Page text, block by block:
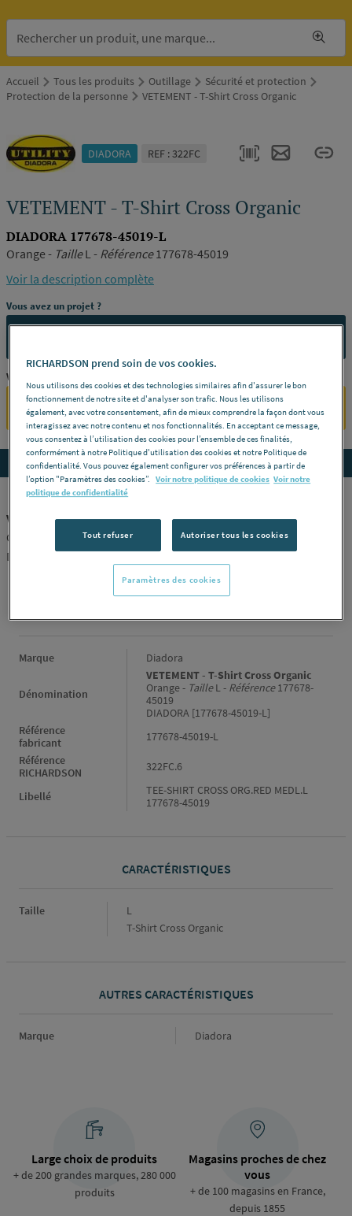
Accueil Tous les produits Outillage
Sécurité et protection
Protection de la personne
VETEMENT - T-Shirt Cross Organic
DIADORA REF : 322FC
VETEMENT - T-Shirt Cross Organic
DIADORA 177678-45019-L
Orange - TailleL - Référence177678-45019
Voir la description complète
Vous avez un projet ?
Vous êtes un professionnel ?
SE CONNECTER
Accedez aux détails du produit
VETEMENT - T-Shirt Cross Organic
Orange -
L -Référence
177678-45019
DIADORA [177678-45019-L]
INFORMATIONS GÉNÉRALES
Informations générales
Marque Diadora
Dénomination
VETEMENT - T-Shirt Cross Organic
Orange - TailleL - Référence177678-
45019
DIADORA [177678-45019-L]
Référence
fabricant
177678-45019-L
Référence
RICHARDSON
322FC.6
Libellé
TEE-SHIRT CROSS ORG.RED MEDL.L
177678-45019
CARACTÉRISTIQUES
Caractéristiques
Taille
L
T-Shirt Cross Organic
AUTRES CARACTÉRISTIQUES
Marque Marque
Diadora
Large choix de produits
+ de 200 grandes marques, 280 000
produits
Magasins proches de chez
vous
+ de 100 magasins en France,
depuis 1855
RICHARDSON prend soin de vos cookies.
Nous utilisons des cookies et des technologies similaires afin d'assurer le bon
fonctionnement de notre site et d'analyser son trafic. Nous les utilisons
également, avec votre consentement, afin de mieux comprendre la façon dont vous
interagissez avec notre contenu et nos fonctionnalités. En acceptant ce message,
vous consentez à l’utilisation des cookies pour l’ensemble de ces finalités,
conformément à notre Politique d'utilisation des cookies et notre Politique de
confidentialité. Vous pouvez également configurer vos préférences à partir de
l’option "Paramètres des cookies”.
Voir notre politique de cookies Voir notre
politique de confidentialité
Tout refuser Autoriser tous les cookies
Paramètres des cookies